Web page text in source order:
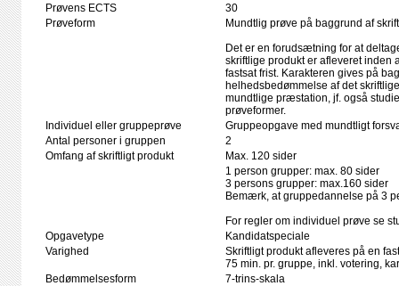
Prøvens ECTS
30
Prøveform
Mundtlig prøve på baggrund af
Det er en forudsætning for at
skriftlige produkt er afleveret inden
fastsat frist. Karakteren gives på
helhedsbedømmelse af det
mundtlige præstation, jf. også
prøveformer.
Individuel eller gruppeprøve
Gruppeopgave med mundtligt
Antal personer i gruppen
2
Omfang af skriftligt produkt
Max. 120 sider
1 person grupper: max. 80 sider
3 persons grupper: max.160 sider
Bemærk, at gruppedannelse på 3
For regler om individuel prøve se
Opgavetype
Kandidatspeciale
Varighed
Skriftligt produkt afleveres på en
75 min. pr. gruppe, inkl. votering,
Bedømmelsesform
7-trins-skala